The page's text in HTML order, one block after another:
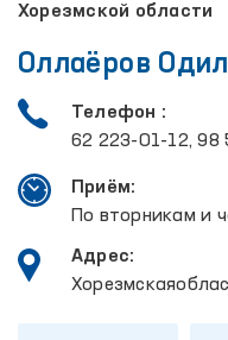
Хорезмской области
Оллаёров
Телефон :
62 223-01-12, 98
Приём:
По вторникам и
Адрес: